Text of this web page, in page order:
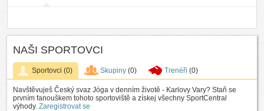
NAŠI SPORTOVCI
Sportovci (0) Skupiny (0) Trenéři (0)
Navštěvuješ Český svaz Jóga v denním životě - Karlovy Vary? Staň se
prvním fanouškem tohoto sportoviště a získej všechny SportCentral
výhody. Zaregistrovat se